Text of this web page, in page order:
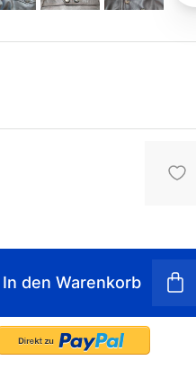
In den Warenkorb